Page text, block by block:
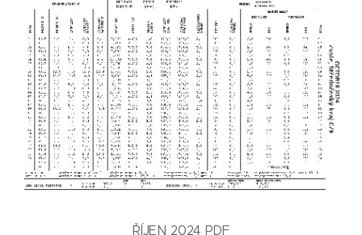
ŘÍJEN 2024 PDF